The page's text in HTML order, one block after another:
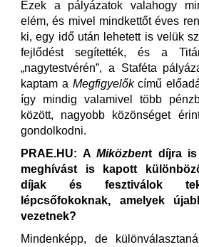
Ezek a pályázatok valahogy
elém, és mivel mindkettőt éves
ki, egy idő után lehetett is velük
fejlődést segítették, és a
„nagytestvérén”, a Staféta
kaptam a Megfigyelőkcímű
így mindig valamivel több
között, nagyobb közönséget
gondolkodni.
PRAE.HU: A Miközbent díjra is
meghívást is kapott
díjak és fesztiválok
lépcsőfokoknak, amelyek
vezetnek?
Mindenképp, de